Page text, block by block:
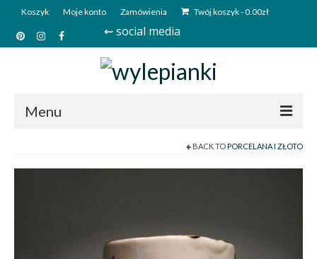
Koszyk Moje konto Zamówienia Twój koszyk-0.00zł
⇜ social media
Menu
BACK TOPORCELANA I ZŁOTO